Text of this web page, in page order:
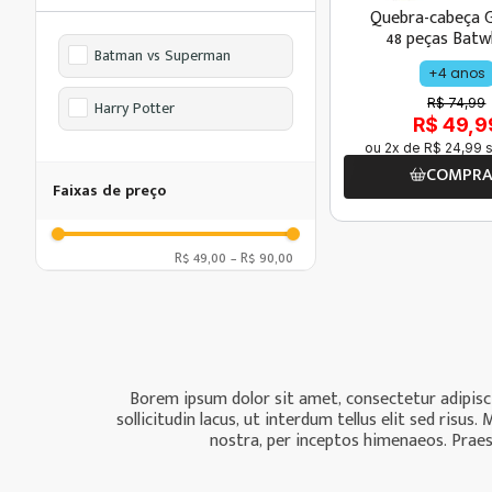
Batman vs Superman
Harry Potter
Faixas de preço
R$ 49,00 –R$ 90,00
Quebra-cabeça
48 peças
+4 anos
R$ 74,99
R$
ou 2x de R$ 24,99
Borem ipsum dolor sit amet, consectetur
sollicitudin lacus, ut interdum tellus elit sed
nostra, per inceptos himenaeos.